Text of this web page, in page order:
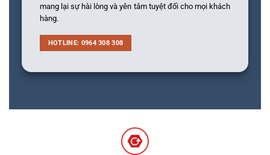
mang lại sự hài lòng và yên tâm tuyệt đối cho mọi khách
hàng.
HOTLINE: 0964 308 308